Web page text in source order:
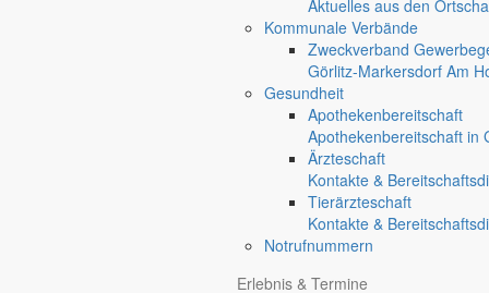
Aktuelles aus den
Kommunale Verbände
Zweckverband
Görlitz-Markersdorf Am
Gesundheit
Apothekenbereitschaft
Apothekenbereitschaft in
Ärzteschaft
Kontakte &
Tierärzteschaft
Kontakte &
Notrufnummern
Erlebnis & Termine
Kita, Hort & Kinderhäusermood
school
Standorte & Ausleihzeitenairport_shuttle
account_balance
settings_ethernet
Bekanntmachungen